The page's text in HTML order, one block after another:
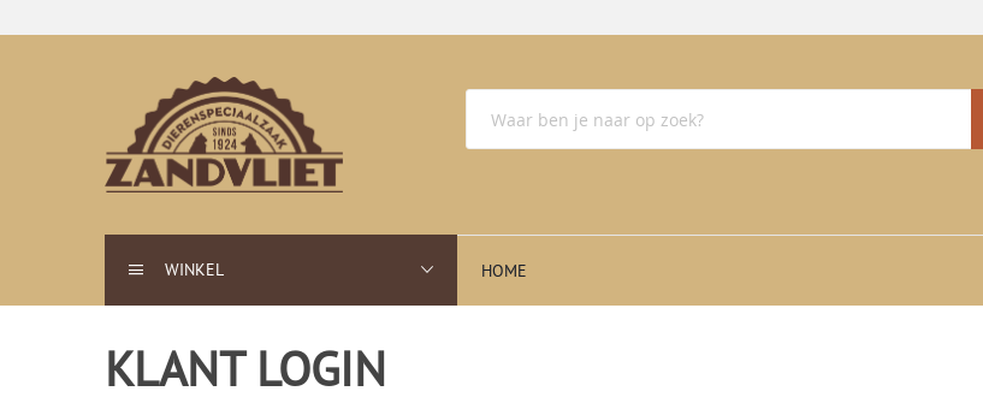
WINKEL HOME
KLANT LOGIN